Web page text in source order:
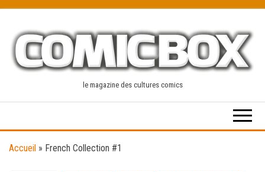
content
le magazine des cultures comics
Accueil » French Collection #1